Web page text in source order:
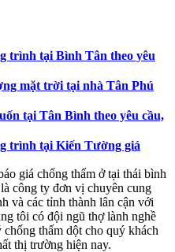
trình tại Bình Tân theo yêu
mặt trời tại nhà Tân Phú
tại Tân Bình theo yêu cầu,
trình tại Kiến Tường giá
giá chống thấm ở tại thái bình
công ty đơn vị chuyên cung
và các tỉnh thành lân cận với
tôi có đội ngũ thợ lành nghề
thấm dột cho quý khách
thị trường hiện nay.